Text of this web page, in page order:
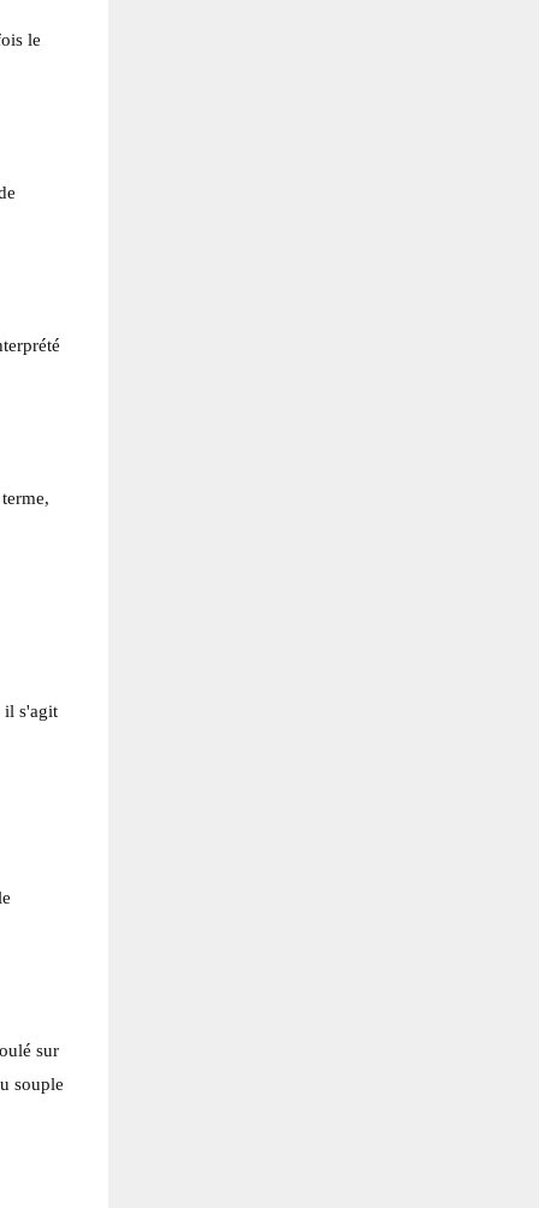
le
il s'agit
sur
souple